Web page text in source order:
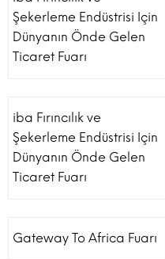
Şekerleme Endüstrisi Için
Dünyanın Önde Gelen
Ticaret Fuarı
iba Fırıncılık ve
Şekerleme Endüstrisi Için
Dünyanın Önde Gelen
Ticaret Fuarı
Gateway To Africa Fuarı